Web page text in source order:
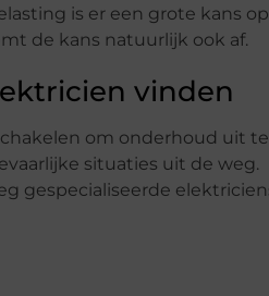
is er een grote kans op
de kans natuurlijk ook af.
vinden
om onderhoud uit
situaties uit de weg.
gespecialiseerde